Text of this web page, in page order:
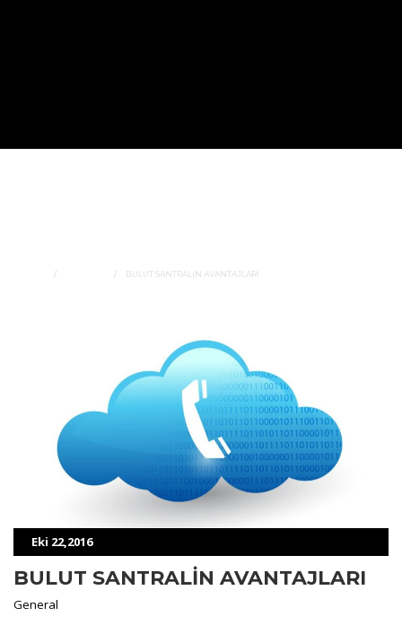
BULUT SANTRALİN AVANTAJLARI
Eki 22,2016
BULUT SANTRALİN AVANTAJLARI
General